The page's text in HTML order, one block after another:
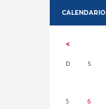
CALENDARIO
D S
5
6